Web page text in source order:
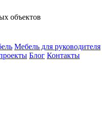
объектов
Мебель для руководителя
Блог Контакты